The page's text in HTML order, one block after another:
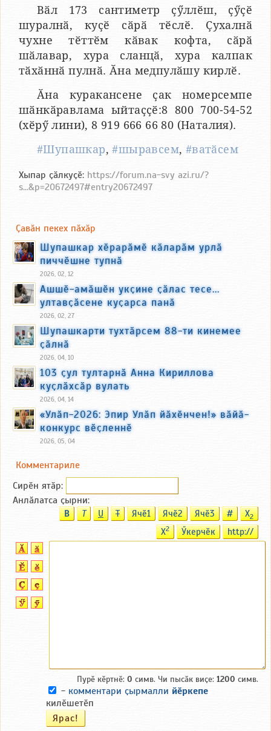
Вӑл 173 сантиметр ҫӳллӗш, ҫӳҫӗ
шуралнӑ, куҫӗ сӑрӑ тӗслӗ. Ҫухалнӑ
чухне тӗттӗм кӑвак кофта, сӑрӑ
шӑлавар, хура сланцӑ, хура калпак
тӑхӑннӑ пулнӑ. Ӑна медпулӑшу кирлӗ.
Ӑна куракансене ҫак номерсемпе
шӑнкӑравлама ыйтаҫҫӗ:8 800 700-54-52
(хӗрӳ лини), 8 919 666 66 80 (Наталия).
#Шупашкар,#шыравсем, #ватӑсем
Хыпар ҫӑлкуҫӗ: https://forum.na-svy azi.ru/?
s...&p=20672497#entry20672497
Ҫавӑн пекех пӑхӑр
Шупашкар хӗрарӑмӗ кӑларӑм урлӑ
пиччӗшне тупнӑ
2026, 02, 12
Ашшӗ-амӑшӗн укҫине ҫӑлас тесе...
ултавҫӑсене куҫарса панӑ
2026, 02, 27
Шупашкарти тухтӑрсем 88-ти кинемее
ҫӑлнӑ
2026, 04, 10
103 ҫул тултарнӑ Анна Кириллова
куҫлӑхсӑр вулать
2026, 04, 14
«Улӑп-2026: Эпир Улӑп йӑхӗнчен!» вӑйӑ-
конкурс вӗҫленнӗ
2026, 05, 04
Комментариле
Сирӗн ятӑp:
Анлӑлатса ҫырни:
B T U T Ячӗ1 Ячӗ2 Ячӗ3 # X2
X2 Ӳкерчӗк http://
Пурӗ кӗртнӗ: 0 симв. Чи пысӑк виҫе: 1200 симв.
- комментари ҫырмалли йӗркепе
килӗшетӗп